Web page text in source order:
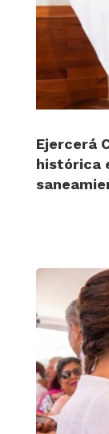
Ejercerá
histórica